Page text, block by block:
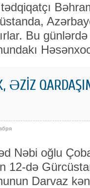
Bu
ƏZİZ
Nəbi oğlu
12-də
Darvaz